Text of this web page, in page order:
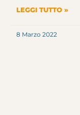
LEGGI TUTTO »
8 Marzo 2022